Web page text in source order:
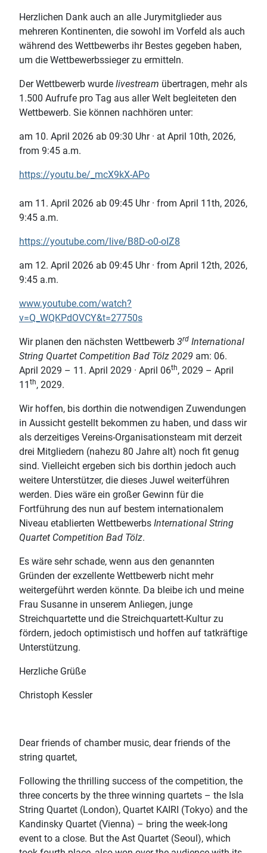
Herzlichen Dank auch an alle Jurymitglieder aus
mehreren Kontinenten, die sowohl im Vorfeld als auch
während des Wettbewerbs ihr Bestes gegeben haben,
um die Wettbewerbssieger zu ermitteln.
Der Wettbewerb wurde livestream übertragen, mehr als
1.500 Aufrufe pro Tag aus aller Welt begleiteten den
Wettbewerb. Sie können nachhören unter:
am 10. April 2026 ab 09:30 Uhr · at April 10th, 2026,
from 9:45 a.m.
https://youtu.be/_mcX9kX-APo
am 11. April 2026 ab 09:45 Uhr · from April 11th, 2026,
9:45 a.m.
https://youtube.com/live/B8D-o0-oIZ8
am 12. April 2026 ab 09:45 Uhr · from April 12th, 2026,
9:45 a.m.
www.youtube.com/watch?
v=Q_WQKPdOVCY&t=27750s
Wir planen den nächsten Wettbewerb 3rd International
String Quartet Competition Bad Tölz 2029 am: 06.
April 2029 – 11. April 2029 · April 06th, 2029 – April
11 th, 2029.
Wir hoffen, bis dorthin die notwendigen Zuwendungen
in Aussicht gestellt bekommen zu haben, und dass wir
als derzeitiges Vereins-Organisationsteam mit derzeit
drei Mitgliedern (nahezu 80 Jahre alt) noch fit genug
sind. Vielleicht ergeben sich bis dorthin jedoch auch
weitere Unterstützer, die dieses Juwel weiterführen
werden. Dies wäre ein großer Gewinn für die
Fortführung des nun auf bestem internationalem
Niveau etablierten Wettbewerbs International String
Quartet Competition Bad Tölz.
Es wäre sehr schade, wenn aus den genannten
Gründen der exzellente Wettbewerb nicht mehr
weitergeführt werden könnte. Da bleibe ich und meine
Frau Susanne in unserem Anliegen, junge
Streichquartette und die Streichquartett-Kultur zu
fördern, jedoch optimistisch und hoffen auf tatkräftige
Unterstützung.
Herzliche Grüße
Christoph Kessler
Dear friends of chamber music, dear friends of the
string quartet,
Following the thrilling success of the competition, the
three concerts by the three winning quartets – the Isla
String Quartet (London), Quartet KAIRI (Tokyo) and the
Kandinsky Quartet (Vienna) – bring the week-long
event to a close. But the Ast Quartet (Seoul), which